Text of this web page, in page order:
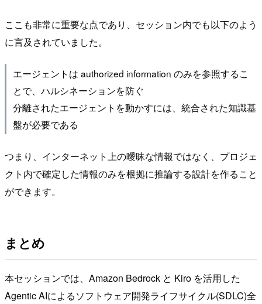
ここも非常に重要な点であり、セッション内でも以下のよう
に言及されていました。
エージェントは authorized information のみを参照するこ
とで、ハルシネーションを防ぐ
分離されたエージェントを動かすには、統合された知識基
盤が必要である
つまり、インターネット上の曖昧な情報ではなく、プロジェ
クト内で確定した情報のみを根拠に推論する設計を作ること
ができます。
まとめ
本セッションでは、Amazon Bedrock と Kiro を活用した
Agentic AIによるソフトウェア開発ライフサイクル(SDLC)全